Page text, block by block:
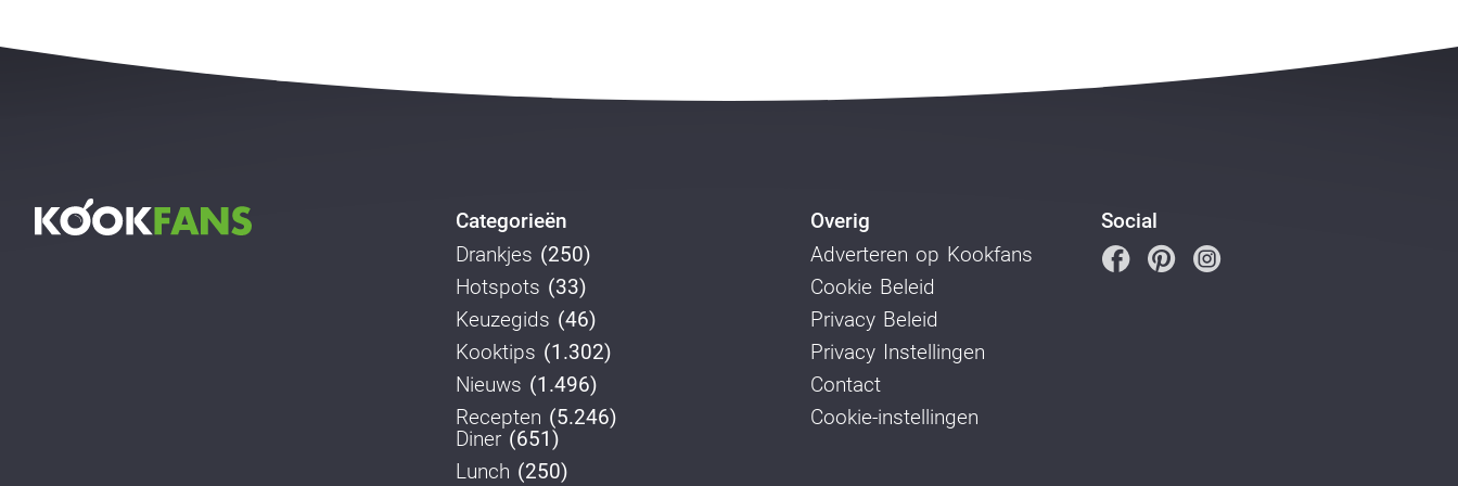
Categorieën
Drankjes (250)
Hotspots (33)
Keuzegids (46)
Kooktips (1.302)
Nieuws (1.496)
Recepten (5.246)
Diner(651)
Lunch (250)
Overig
Adverteren op Kookfans
Cookie Beleid
Privacy Beleid
Privacy Instellingen
Contact
Cookie-instellingen
Social